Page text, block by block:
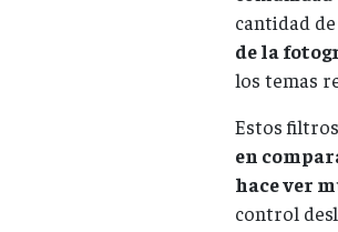
cantidad
de la
los temas
Estos
en
hace ver
control